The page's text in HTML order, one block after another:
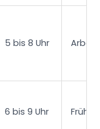
5 bis 8 Uhr
6 bis 9 Uhr